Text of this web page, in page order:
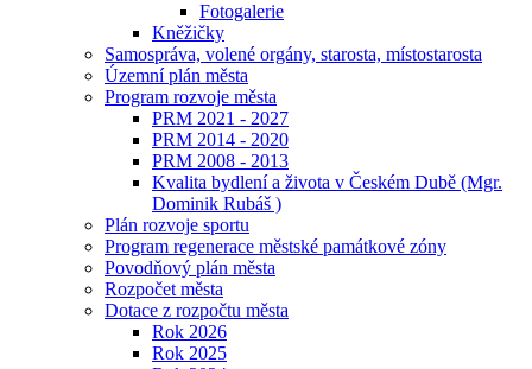
Fotogalerie
Kněžičky
Samospráva, volené orgány, starosta, místostarosta
Územní plán města
Program rozvoje města
PRM 2021 - 2027
PRM 2014 - 2020
PRM 2008 - 2013
Kvalita bydlení a života v Českém Dubě (Mgr.
Dominik Rubáš )
Plán rozvoje sportu
Program regenerace městské památkové zóny
Povodňový plán města
Rozpočet města
Dotace z rozpočtu města
Rok 2026
Rok 2025